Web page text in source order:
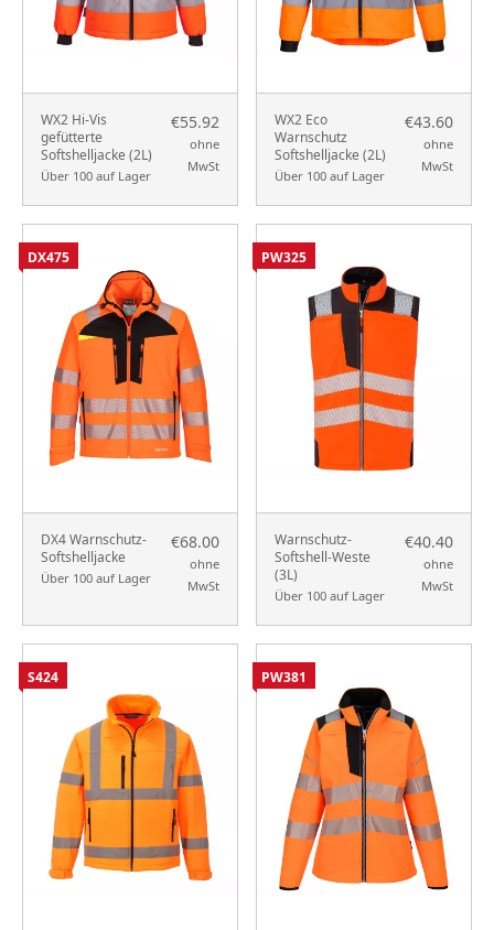
WX2 Hi-Vis
gefütterte
Softshelljacke (2L)
Über 100 auf Lager
€55.92
ohne
MwSt
WX2 Eco
Warnschutz
Softshelljacke (2L)
Über 100 auf Lager
€43.60
ohne
MwSt
DX4 Warnschutz-
Softshelljacke
Über 100 auf Lager
€68.00
ohne
MwSt
DX475
Warnschutz-
Softshell-Weste
(3L)
Über 100 auf Lager
€40.40
ohne
MwSt
PW325
S424 PW381